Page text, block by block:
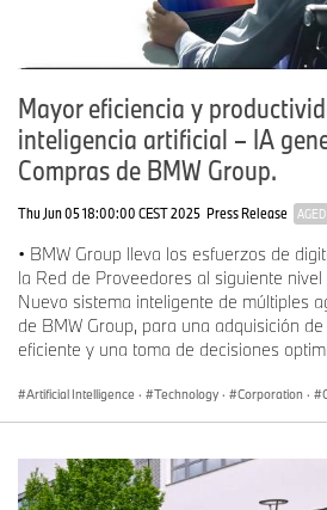
Mayor eficiencia y
inteligencia artificial – IA
Compras de BMW Group.
Thu Jun 05 18:00:00 CEST 2025 Press Release AGED
• BMW Group lleva los esfuerzos de
la Red de Proveedores al siguiente nivel
Nuevo sistema inteligente de múltiples
de BMW Group, para una adquisición
eficiente y una toma de decisiones
Artificial Intelligence · Technology · Corporation ·